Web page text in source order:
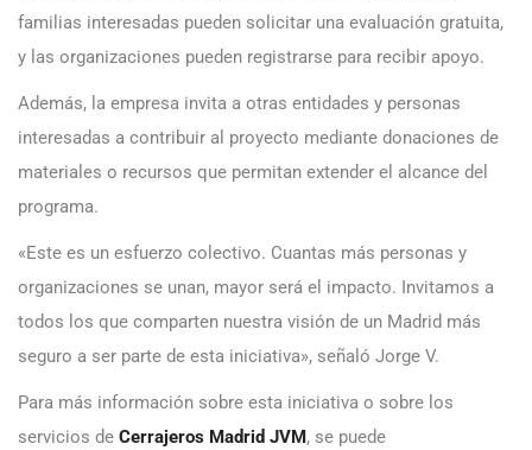
familias interesadas pueden solicitar una evaluación gratuita,
y las organizaciones pueden registrarse para recibir apoyo.
Además, la empresa invita a otras entidades y personas
interesadas a contribuir al proyecto mediante donaciones de
materiales o recursos que permitan extender el alcance del
programa.
«Este es un esfuerzo colectivo. Cuantas más personas y
organizaciones se unan, mayor será el impacto. Invitamos a
todos los que comparten nuestra visión de un Madrid más
seguro a ser parte de esta iniciativa», señaló Jorge V.
Para más información sobre esta iniciativa o sobre los
servicios de Cerrajeros Madrid JVM, se puede